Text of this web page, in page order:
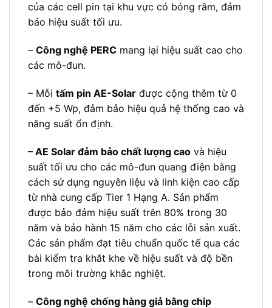
của các cell pin tại khu vực có bóng râm, đảm
bảo hiệu suất tối ưu.
– Công nghệ PERC mang lại hiệu suất cao cho
các mô-đun.
– Mỗi tấm pin AE-Solar được cộng thêm từ 0
đến +5 Wp, đảm bảo hiệu quả hệ thống cao và
năng suất ổn định.
– AE Solar đảm bảo chất lượng cao và hiệu
suất tối ưu cho các mô-đun quang điện bằng
cách sử dụng nguyên liệu và linh kiện cao cấp
từ nhà cung cấp Tier 1 Hạng A. Sản phẩm
được bảo đảm hiệu suất trên 80% trong 30
năm và bảo hành 15 năm cho các lỗi sản xuất.
Các sản phẩm đạt tiêu chuẩn quốc tế qua các
bài kiểm tra khắt khe về hiệu suất và độ bền
trong môi trường khắc nghiệt.
– Công nghệ chống hàng giả bằng chip